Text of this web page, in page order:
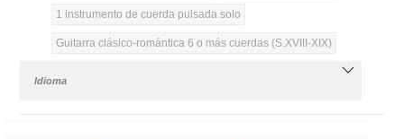
1 instrumento de cuerda pulsada solo
Guitarra clásico-romántica 6 o más cuerdas (S.XVIII-XIX)
Idioma